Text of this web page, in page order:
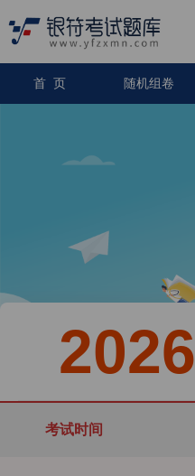
首 页 随机组卷
2026
考试时间